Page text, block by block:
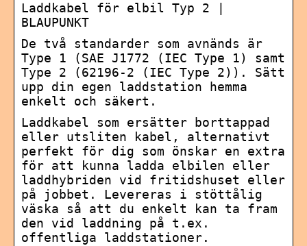
Laddkabel för elbil Typ 2 |
BLAUPUNKT
De två standarder som avnänds är
Type 1 (SAE J1772 (IEC Type 1) samt
Type 2 (62196-2 (IEC Type 2)). Sätt
upp din egen laddstation hemma
enkelt och säkert.
Laddkabel som ersätter borttappad
eller utsliten kabel, alternativt
perfekt för dig som önskar en extra
för att kunna ladda elbilen eller
laddhybriden vid fritidshuset eller
på jobbet. Levereras i stöttålig
väska så att du enkelt kan ta fram
den vid laddning på t.ex.
offentliga laddstationer.